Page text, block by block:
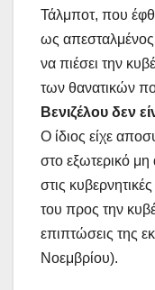
Τάλμποτ, που
ως απεσταλμένος
να πιέσει την
των θανατικών
Βενιζέλου δεν
Ο ίδιος είχε
στο εξωτερικό μη
στις
του προς την
επιπτώσεις της
Νοεμβρίου).